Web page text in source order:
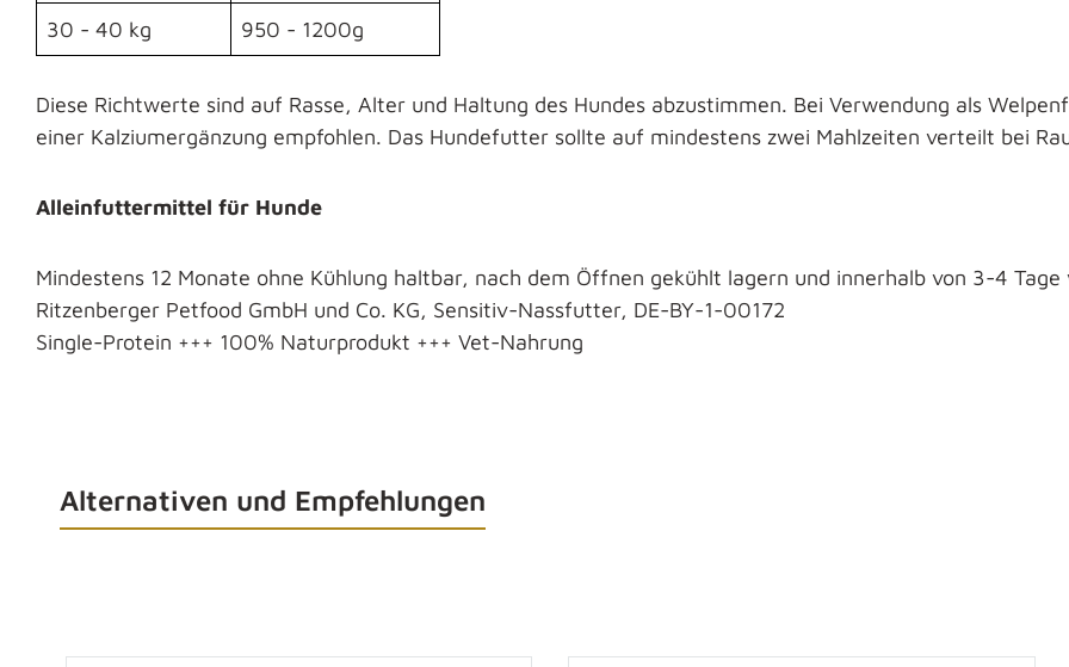
30 - 40 kg 950 - 1200g
Diese Richtwerte sind auf Rasse, Alter und Haltung des Hundes abzustimmen. Bei Verwendung als
einer Kalziumergänzung empfohlen. Das Hundefutter sollte auf mindestens zwei Mahlzeiten verteilt bei
Alleinfuttermittel für Hunde
Mindestens 12 Monate ohne Kühlung haltbar, nach dem Öffnen gekühlt lagern und innerhalb von 3-4 Tage
Ritzenberger Petfood GmbH und Co. KG, Sensitiv-Nassfutter, DE-BY-1-00172
Single-Protein +++ 100% Naturprodukt +++ Vet-Nahrung
Alternativen und Empfehlungen